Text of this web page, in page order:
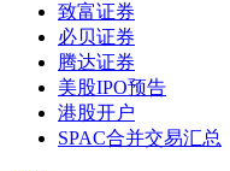
致富证券
必贝证券
腾达证券
美股IPO预告
港股开户
SPAC合并交易汇总